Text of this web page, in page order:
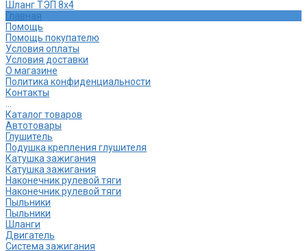
Шланг ТЭП 8х4
Главная
Помощь
Помощь покупателю
Условия оплаты
Условия доставки
О магазине
Политика конфиденциальности
Контакты
...
Каталог товаров
Автотовары
Глушитель
Подушка крепления глушителя
Катушка зажигания
Катушка зажигания
Наконечник рулевой тяги
Наконечник рулевой тяги
Пыльники
Пыльники
Шланги
Двигатель
Система зажигания